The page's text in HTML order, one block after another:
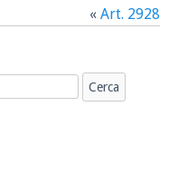
« Art. 2928